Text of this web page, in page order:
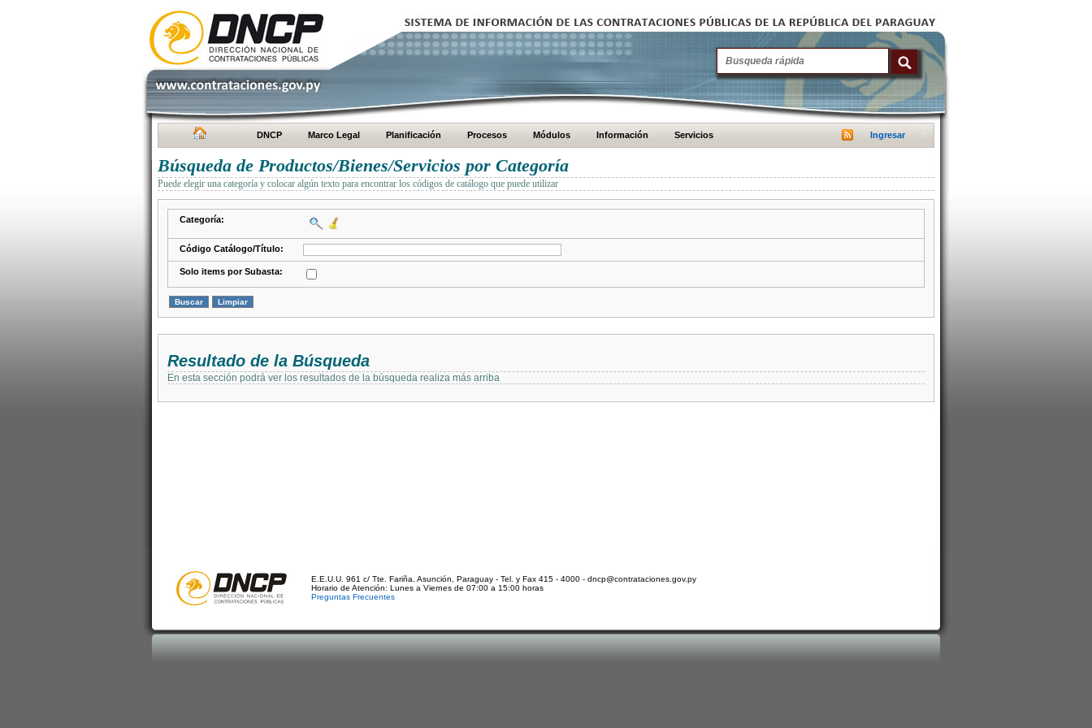
DNCP Marco Legal Planificación Procesos Módulos Información Servicios Ingresar
Búsqueda de Productos/Bienes/Servicios por Categoría
Puede elegir una categoría y colocar algún texto para encontrar los códigos de catálogo que puede utilizar
Categoría:
Código Catálogo/Título:
Solo items por Subasta:
Resultado de la Búsqueda
En esta sección podrá ver los resultados de la búsqueda realiza más arriba
E.E.U.U. 961 c/ Tte. Fariña. Asunción, Paraguay - Tel. y Fax 415 - 4000 - dncp@contrataciones.gov.py
Horario de Atención: Lunes a Viernes de 07:00 a 15:00 horas
Preguntas Frecuentes